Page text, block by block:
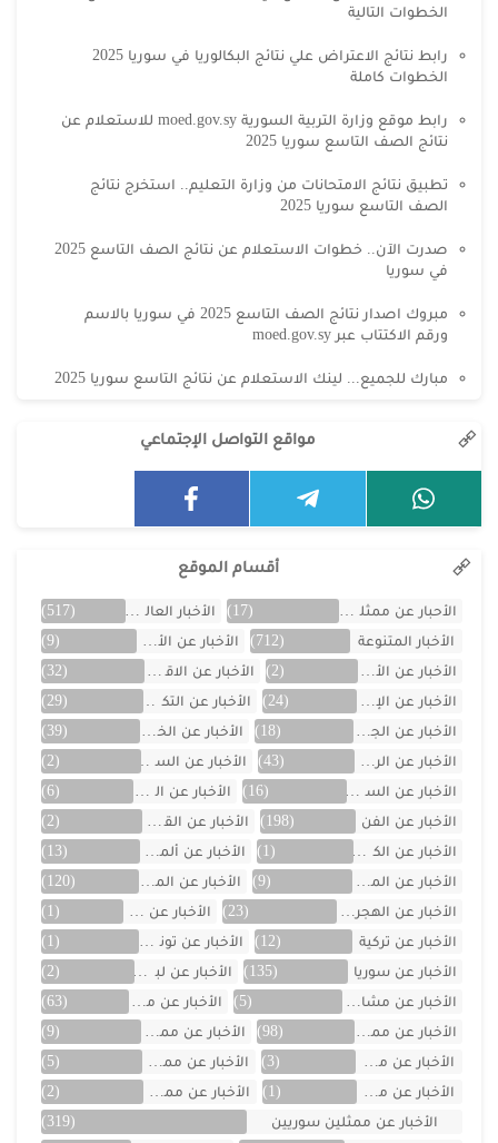
الخطوات التالية
رابط نتائج الاعتراض علي نتائج البكالوريا في سوريا 2025
الخطوات كاملة
رابط موقع وزارة التربية السورية moed.gov.sy للاستعلام عن
نتائج الصف التاسع سوريا 2025
تطبيق نتائج الامتحانات من وزارة التعليم.. استخرج نتائج
الصف التاسع سوريا 2025
صدرت الآن.. خطوات الاستعلام عن نتائج الصف التاسع 2025
في سوريا
مبروك اصدار نتائج الصف التاسع 2025 في سوريا بالاسم
ورقم الاكتتاب عبر moed.gov.sy
مبارك للجميع... لينك الاستعلام عن نتائج التاسع سوريا 2025
مواقع التواصل الإجتماعي
أقسام الموقع
الأحبار عن ممثلين الخليج (17) الأخبار العالمية
(517)
الأخبار المتنوعة
(712) الأخبار عن الأردن
(9)
الأخبار عن الأفلام
(2) الأخبار عن الاقتصاد
(32)
الأخبار عن الإمارات
(24) الأخبار عن التكنولوجيا
(29)
الأخبار عن الجزائر
(18) الأخبار عن الخليج
(39)
الأخبار عن الرياضة
(43) الأخبار عن السعودية
(2)
الأخبار عن السيارات
(16) الأخبار عن العراق
(6)
الأخبار عن الفن
(198) الأخبار عن القصص
(2)
الأخبار عن الكويت
(1) الأخبار عن ألمانيا
(13)
الأخبار عن المسلسلات
(9) الأخبار عن المشاهير
(120)
الأخبار عن الهجرة والسفر
(23) الأخبار عن اليمن
(1)
الأخبار عن تركية
(12) الأخبار عن تونس
(1)
الأخبار عن سوريا
(135) الأخبار عن لبنان
(2)
الأخبار عن مشاهر الهند
(5) الأخبار عن مصر
(63)
الأخبار عن ممثلين اتراك
(98) الأخبار عن ممثلين الأجانب
(9)
الأخبار عن ممثلين الأردن
(3) الأخبار عن ممثلين المغرب
(5)
الأخبار عن ممثلين تونس
(1) الأخبار عن ممثلين جزائريين
(2)
الأخبار عن ممثلين سوريين
(319)